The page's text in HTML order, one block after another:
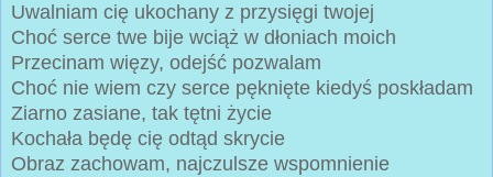
Uwalniam cię ukochany z przysięgi twojej
Choć serce twe bije wciąż w dłoniach moich
Przecinam więzy, odejść pozwalam
Choć nie wiem czy serce pęknięte kiedyś poskładam
Ziarno zasiane, tak tętni życie
Kochała będę cię odtąd skrycie
Obraz zachowam, najczulsze wspomnienie